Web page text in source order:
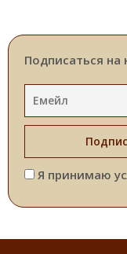
Подписаться на
Я принимаю